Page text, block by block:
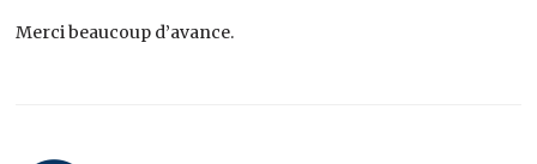
Merci beaucoup d’avance.